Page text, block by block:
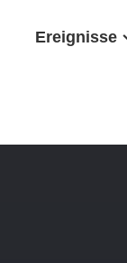
Ereignisse